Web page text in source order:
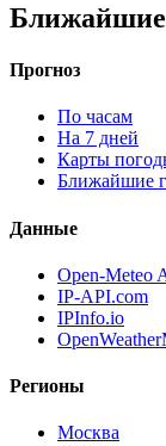
Ближайшие
Прогноз
По часам
На 7 дней
Карты
Ближайшие
Данные
Open-Meteo
IP-API.com
IPInfo.io
Регионы
Москва